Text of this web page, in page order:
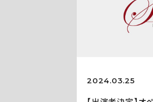
2024.03.25